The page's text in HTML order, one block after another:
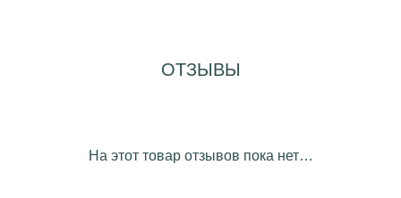
ОТЗЫВЫ
На этот товар отзывов пока нет…